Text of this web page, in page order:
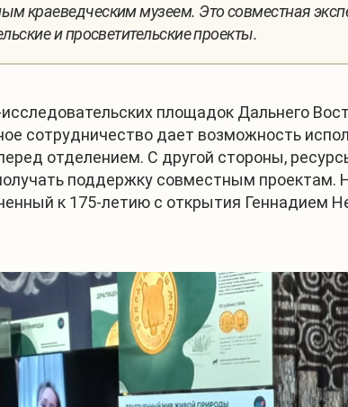
краеведческим музеем. Это совместная
и просветительские проекты.
площадок Дальнего
сотрудничество дает возможность
отделением. С другой стороны,
поддержку совместным проектам.
к 175-летию с открытия Геннадием